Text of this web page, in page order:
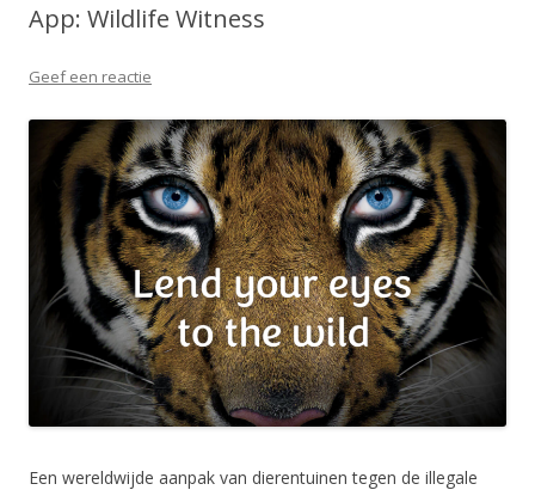
App: Wildlife Witness
Geef een reactie
Een wereldwijde aanpak van dierentuinen tegen de illegale